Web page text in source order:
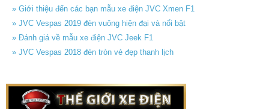
» Giới thiệu đến các bạn mẫu xe điện JVC Xmen F1
» JVC Vespas 2019 đèn vuông hiện đại và nổi bật
» Đánh giá về mẫu xe điện JVC Jeek F1
» JVC Vespas 2018 đèn tròn vẻ đẹp thanh lịch